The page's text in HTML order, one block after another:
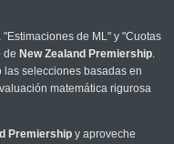
"Estimaciones de ML" y "Cuotas
de New Zealand Premiership.
selecciones basadas en
matemática rigurosa
Premiershipy aproveche